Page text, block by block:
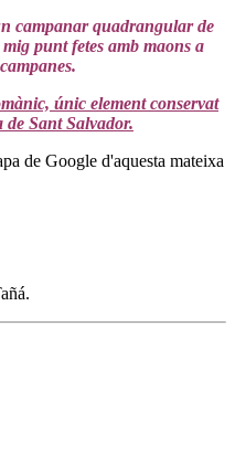
campanar quadrangular de
punt fetes amb maons a
únic element conservat
de Sant Salvador.
de Google d'aquesta mateixa